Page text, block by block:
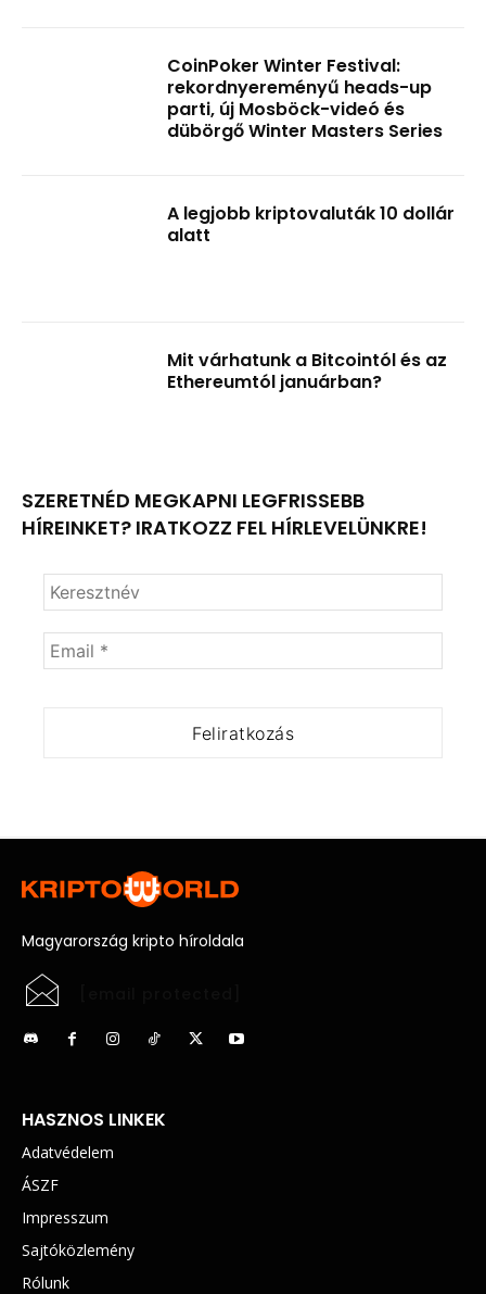
CoinPoker Winter Festival:
rekordnyereményű heads-up
parti, új Mosböck-videó és
dübörgő Winter Masters Series
A legjobb kriptovaluták 10 dollár
alatt
Mit várhatunk a Bitcointól és az
Ethereumtól januárban?
SZERETNÉD MEGKAPNI LEGFRISSEBB
HÍREINKET? IRATKOZZ FEL HÍRLEVELÜNKRE!
Magyarország kripto híroldala
HASZNOS LINKEK
Adatvédelem
ÁSZF
Impresszum
Sajtóközlemény
Rólunk